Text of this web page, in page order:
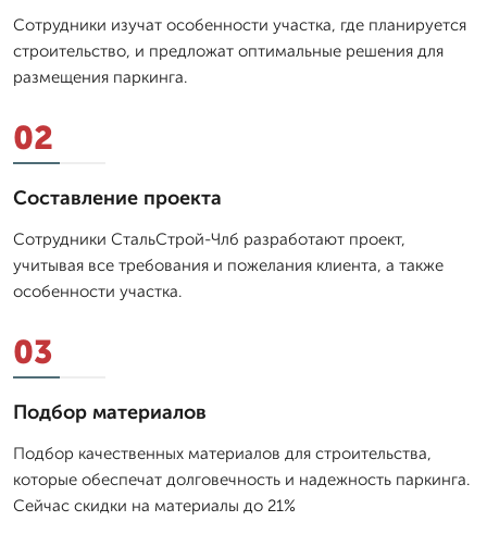
Сотрудники изучат особенности участка, где планируется
строительство, и предложат оптимальные решения для
размещения паркинга.
02
Составление проекта
Сотрудники СтальСтрой-Члб разработают проект,
учитывая все требования и пожелания клиента, а также
особенности участка.
03
Подбор материалов
Подбор качественных материалов для строительства,
которые обеспечат долговечность и надежность паркинга.
Сейчас скидки на материалы до 21%